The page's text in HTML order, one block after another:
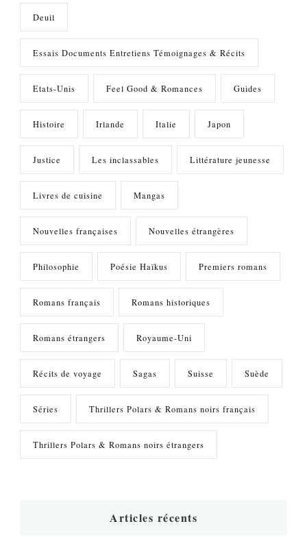
Deuil
Essais Documents Entretiens Témoignages & Récits
Etats-Unis Feel Good & Romances Guides
Histoire Irlande Italie Japon
Justice Les inclassables Littérature jeunesse
Livres de cuisine Mangas
Nouvelles françaises Nouvelles étrangères
Philosophie Poésie Haïkus Premiers romans
Romans français Romans historiques
Romans étrangers Royaume-Uni
Récits de voyage Sagas Suisse Suède
Séries Thrillers Polars & Romans noirs français
Thrillers Polars & Romans noirs étrangers
Articles récents